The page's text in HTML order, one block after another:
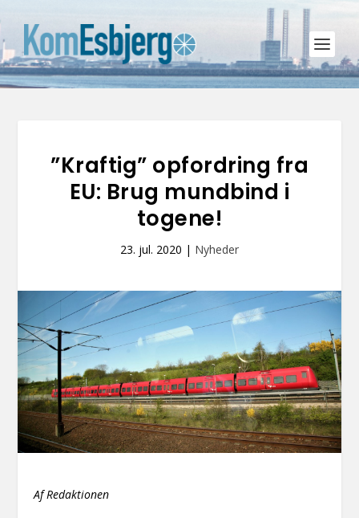
”Kraftig” opfordring fra
EU: Brug mundbind i
togene!
23. jul. 2020 | Nyheder
Af Redaktionen